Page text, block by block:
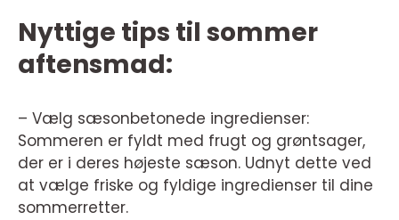
Nyttige tips til sommer
aftensmad:
– Vælg sæsonbetonede ingredienser:
Sommeren er fyldt med frugt og grøntsager,
der er i deres højeste sæson. Udnyt dette ved
at vælge friske og fyldige ingredienser til dine
sommerretter.